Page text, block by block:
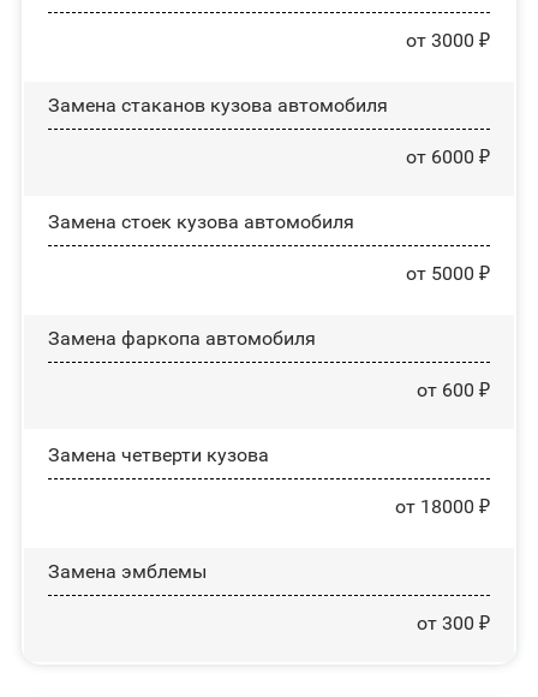
от 3000 ₽
Замена стаканов кузова автомобиля
от 6000 ₽
Замена стоек кузова автомобиля
от 5000 ₽
Замена фаркопа автомобиля
от 600 ₽
Замена четверти кузова
от 18000 ₽
Замена эмблемы
от 300 ₽